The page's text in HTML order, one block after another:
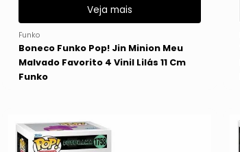
Veja mais
Funko
Boneco Funko Pop! Jin Minion Meu
Malvado Favorito 4 Vinil Lilás 11 Cm
Funko